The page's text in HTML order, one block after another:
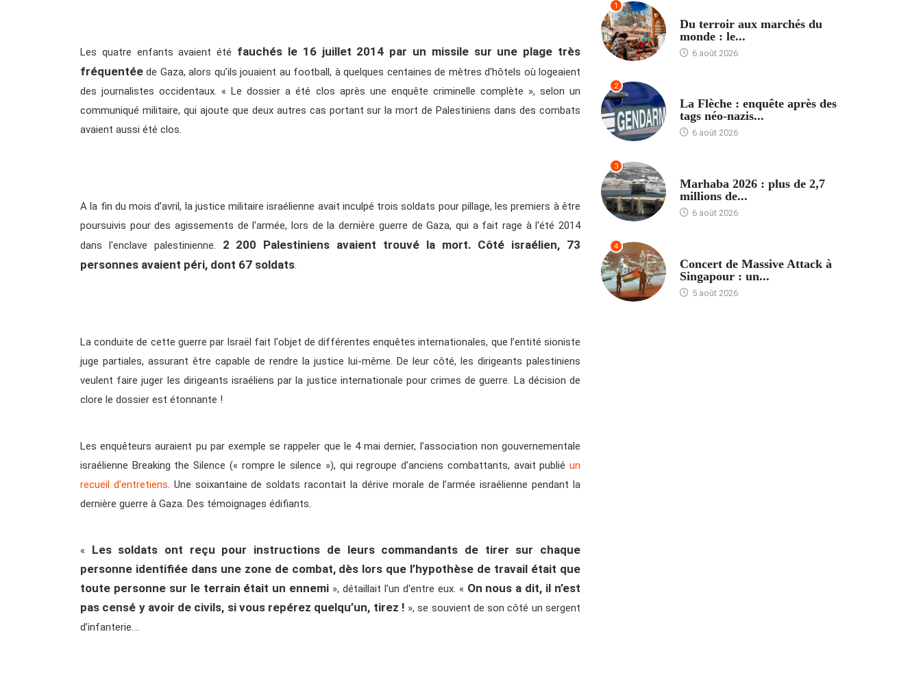
Les quatre enfants avaient été fauchés le 16 juillet 2014 par un missile sur une plage très
fréquentée de Gaza, alors qu’ils jouaient au football, à quelques centaines de mètres d'hôtels où logeaient
des journalistes occidentaux. « Le dossier a été clos après une enquête criminelle complète », selon un
communiqué militaire, qui ajoute que deux autres cas portant sur la mort de Palestiniens dans des combats
avaient aussi été clos.
A la fin du mois d’avril, la justice militaire israélienne avait inculpé trois soldats pour pillage, les premiers à être
poursuivis pour des agissements de l'armée, lors de la dernière guerre de Gaza, qui a fait rage à l'été 2014
dans l'enclave palestinienne. 2 200 Palestiniens avaient trouvé la mort. Côté israélien, 73
personnes avaient péri, dont 67 soldats.
La conduite de cette guerre par Israël fait l'objet de différentes enquêtes internationales, que l’entité sioniste
juge partiales, assurant être capable de rendre la justice lui-même. De leur côté, les dirigeants palestiniens
veulent faire juger les dirigeants israéliens par la justice internationale pour crimes de guerre. La décision de
clore le dossier est étonnante !
Les enquêteurs auraient pu par exemple se rappeler que le 4 mai dernier, l’association non gouvernementale
israélienne Breaking the Silence (« rompre le silence »), qui regroupe d’anciens combattants, avait publié un
recueil d’entretiens. Une soixantaine de soldats racontait la dérive morale de l’armée israélienne pendant la
dernière guerre à Gaza. Des témoignages édifiants.
« Les soldats ont reçu pour instructions de leurs commandants de tirer sur chaque
personne identifiée dans une zone de combat, dès lors que l’hypothèse de travail était que
toute personne sur le terrain était un ennemi », détaillait l'un d'entre eux. « On nous a dit, il n’est
pas censé y avoir de civils, si vous repérez quelqu’un, tirez ! », se souvient de son côté un sergent
d’infanterie….
1
Du terroir aux marchés du
monde : le...
6 août 2026
2
La Flèche : enquête après des
tags néo-nazis...
6 août 2026
3
Marhaba 2026 : plus de 2,7
millions de...
6 août 2026
4
Concert de Massive Attack à
Singapour : un...
5 août 2026